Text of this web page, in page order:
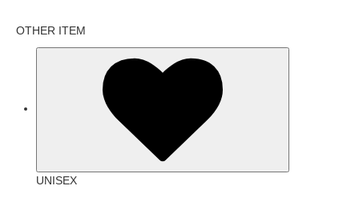
OTHER ITEM
UNISEX